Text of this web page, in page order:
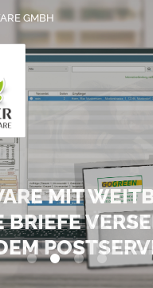
GMBH
MIT
BRIEFE
0 1 2 3